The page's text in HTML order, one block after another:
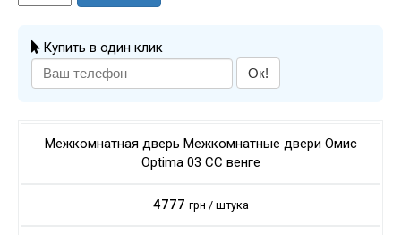
Купить в один клик
Ок!
Межкомнатная дверь Межкомнатные двери Омис
Optima 03 CC венге
4777 грн / штука